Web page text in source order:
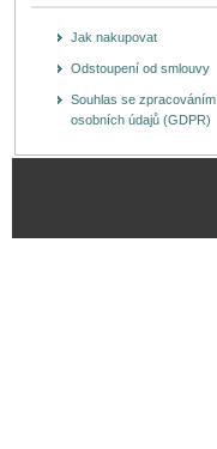
Jak nakupovat
Odstoupení od smlouvy
Souhlas se zpracováním
osobních údajů (GDPR)